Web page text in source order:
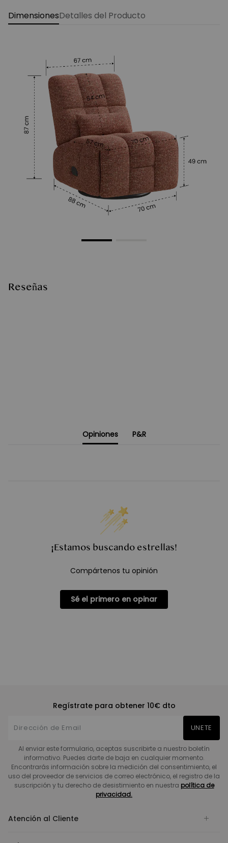
DimensionesDetalles del Producto
Reseñas
Opiniones P&R
¡Estamos buscando estrellas!
Compártenos tu opinión
Sé el primero en opinar
Regístrate para obtener 10€ dto
UNETE
Al enviar este formulario, aceptas suscribirte a nuestro boletín
informativo. Puedes darte de baja en cualquier momento.
Encontrarás información sobre la medición del consentimiento, el
uso del proveedor de servicios de correo electrónico, el registro de la
suscripción y tu derecho de desistimiento en nuestra política de
privacidad.
Atención al Cliente